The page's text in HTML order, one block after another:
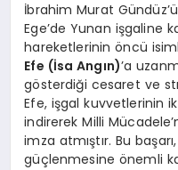
İbrahim Murat
Ege’de Yunan işgaline
hareketlerinin öncü
Efe (İsa Angın)’a
gösterdiği cesaret ve
Efe, işgal kuvvetlerinin
indirerek Milli
imza atmıştır. Bu
güçlenmesine önemli